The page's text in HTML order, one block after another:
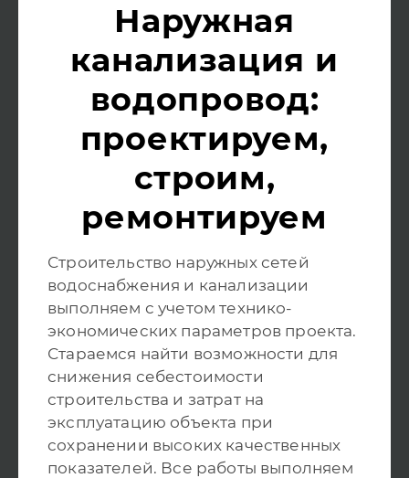
Наружная
канализация и
водопровод:
проектируем,
строим,
ремонтируем
Строительство наружных сетей
водоснабжения и канализации
выполняем с учетом технико-
экономических параметров проекта.
Стараемся найти возможности для
снижения себестоимости
строительства и затрат на
эксплуатацию объекта при
сохранении высоких качественных
показателей. Все работы выполняем